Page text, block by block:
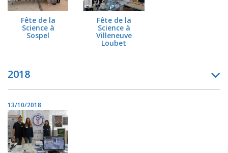
Fête de la
Science à
Sospel
Fête de la
Science à
Villeneuve
Loubet
2018
13/10/2018